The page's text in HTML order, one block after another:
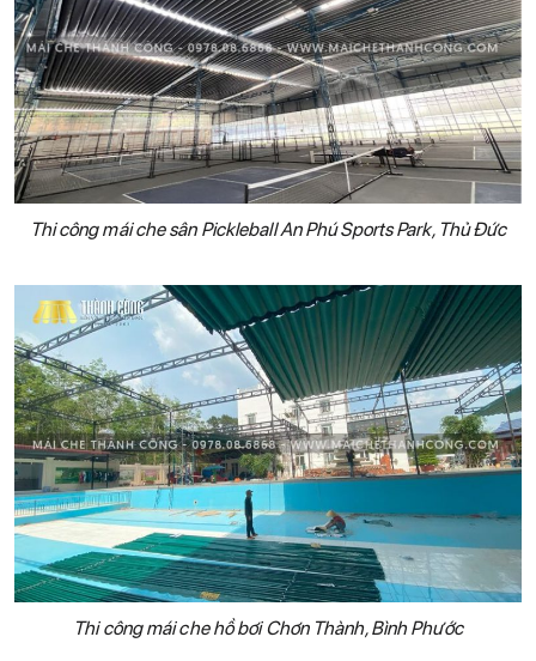
Thi công mái che sân Pickleball An Phú Sports Park, Thủ Đức
Thi công mái che hồ bơi Chơn Thành, Bình Phước